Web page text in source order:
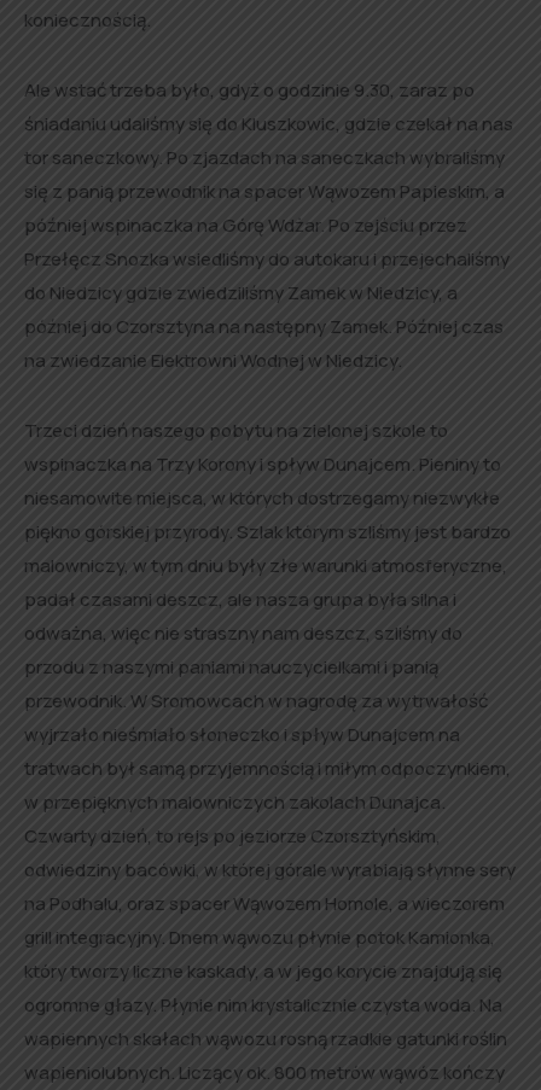
koniecznością.
Ale wstać trzeba było, gdyż o godzinie 9.30, zaraz po
śniadaniu udaliśmy się do Kluszkowic, gdzie czekał na nas
tor saneczkowy. Po zjazdach na saneczkach wybraliśmy
się z panią przewodnik na spacer Wąwozem Papieskim, a
później wspinaczka na Górę Wdżar. Po zejściu przez
Przełęcz Snozka wsiedliśmy do autokaru i przejechaliśmy
do Niedzicy gdzie zwiedziliśmy Zamek w Niedzicy, a
później do Czorsztyna na następny Zamek. Później czas
na zwiedzanie Elektrowni Wodnej w Niedzicy.
Trzeci dzień naszego pobytu na zielonej szkole to
wspinaczka na Trzy Korony i spływ Dunajcem. Pieniny to
niesamowite miejsca, w których dostrzegamy niezwykłe
piękno górskiej przyrody. Szlak którym szliśmy jest bardzo
malowniczy, w tym dniu były złe warunki atmosferyczne,
padał czasami deszcz, ale nasza grupa była silna i
odważna, więc nie straszny nam deszcz, szliśmy do
przodu z naszymi paniami nauczycielkami i panią
przewodnik. W Sromowcach w nagrodę za wytrwałość
wyjrzało nieśmiało słoneczko i spływ Dunajcem na
tratwach był samą przyjemnością i miłym odpoczynkiem,
w przepięknych malowniczych zakolach Dunajca.
Czwarty dzień, to rejs po jeziorze Czorsztyńskim,
odwiedziny bacówki, w której górale wyrabiają słynne sery
na Podhalu, oraz spacer Wąwozem Homole, a wieczorem
grill integracyjny. Dnem wąwozu płynie potok Kamionka,
który tworzy liczne kaskady, a w jego korycie znajdują się
ogromne głazy. Płynie nim krystalicznie czysta woda. Na
wapiennych skałach wąwozu rosną rzadkie gatunki roślin
wapieniolubnych. Liczący ok. 800 metrów wąwóz kończy